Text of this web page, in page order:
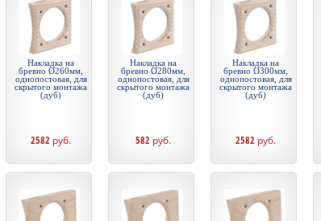
Накладка на
бревно Ø260мм,
однопостовая, для
скрытого монтажа
(дуб)
2582 руб.
Накладка на
бревно Ø280мм,
однопостовая, для
скрытого монтажа
(дуб)
582 руб.
Накладка на
бревно Ø300мм,
однопостовая, для
скрытого монтажа
(дуб)
2582 руб.